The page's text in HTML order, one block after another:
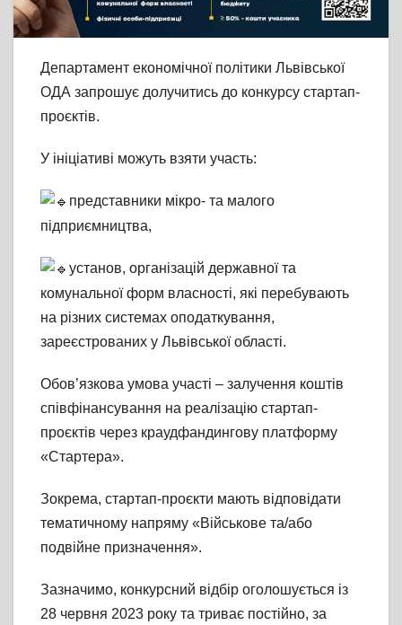
Департамент економічної політики Львівської
ОДА запрошує долучитись до конкурсу стартап-
проєктів.
У ініціативі можуть взяти участь:
представники мікро- та малого
підприємництва,
установ, організацій державної та
комунальної форм власності, які перебувають
на різних системах оподаткування,
зареєстрованих у Львівської області.
Обов’язкова умова участі – залучення коштів
співфінансування на реалізацію стартап-
проєктів через краудфандингову платформу
«Стартера».
Зокрема, стартап-проєкти мають відповідати
тематичному напряму «Військове та/або
подвійне призначення».
Зазначимо, конкурсний відбір оголошується із
28 червня 2023 року та триває постійно, за